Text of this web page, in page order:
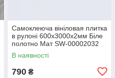
Самоклеюча вініловая плитка
в рулоні 600х3000х2мм Біле
полотно Мат SW-00002032
В наявності
790 ₴